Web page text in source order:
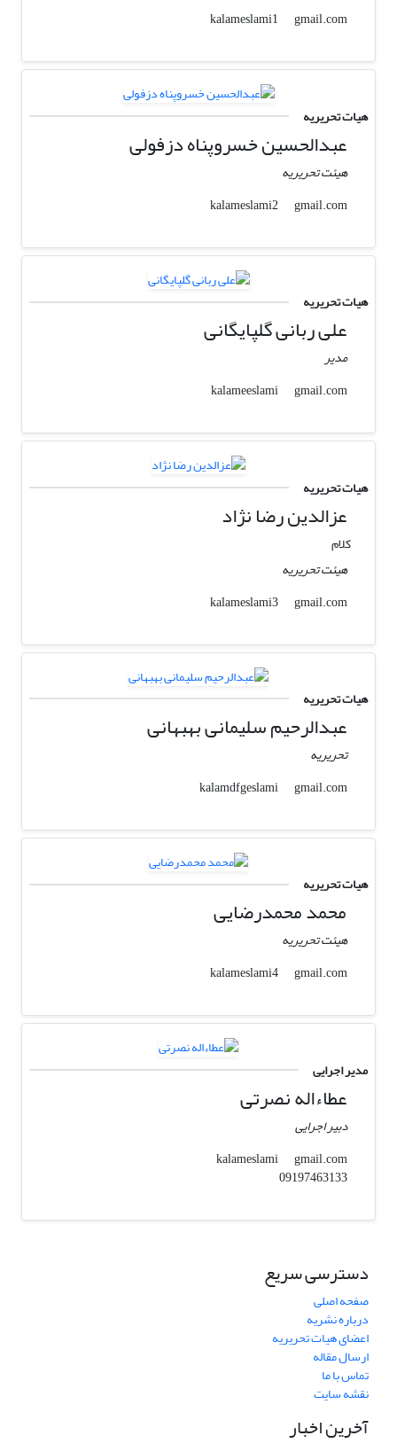
kalameslami1
gmail.com
هیات تحریریه
عبدالحسین خسروپناه دزفولی
هیئت تحریریه
kalameslami2
gmail.com
هیات تحریریه
علی ربانی گلپایگانی
مدیر
kalameeslami
gmail.com
هیات تحریریه
عزالدین رضا نژاد
کلام
هیئت تحریریه
kalameslami3
gmail.com
هیات تحریریه
عبدالرحیم سلیمانی بهبهانی
تحریریه
kalamdfgeslami
gmail.com
هیات تحریریه
محمد محمدرضایی
هیئت تحریریه
kalameslami4
gmail.com
مدیر اجرایی
عطاءاله نصرتی
دبیر اجرایی
kalameslami
gmail.com
09197463133
دسترسی سریع
صفحه اصلی
درباره نشریه
اعضای هیات تحریریه
ارسال مقاله
تماس با ما
نقشه سایت
آخرین اخبار